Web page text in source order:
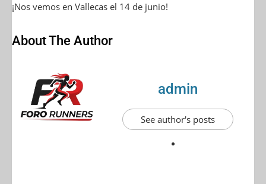
¡Nos vemos en Vallecas el 14 de junio!
About The Author
admin
See author's posts